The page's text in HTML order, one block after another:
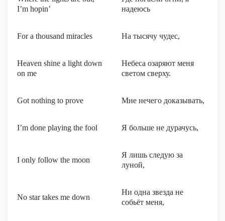
I’m hopin’
надеюсь
For a thousand miracles На тысячу чудес,
Heaven shine a light down
on me
Небеса озаряют меня
светом сверху.
Got nothing to prove Мне нечего доказывать,
I’m done playing the fool Я больше не дурачусь,
I only follow the moon
Я лишь следую за
луной,
No star takes me down
Ни одна звезда не
собьёт меня,